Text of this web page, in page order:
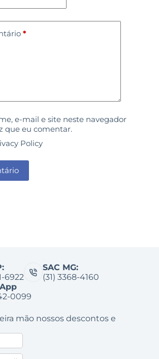
*
e-mail e site neste navegador
que eu comentar.
Policy
6922
SAC MG:
(31) 3368-4160
0099
mão nossos descontos e